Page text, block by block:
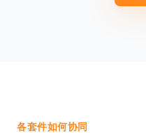
各套件如何协同